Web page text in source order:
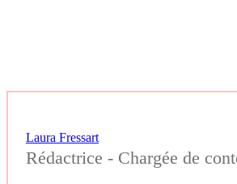
Laura Fressart
Rédactrice - Chargée de